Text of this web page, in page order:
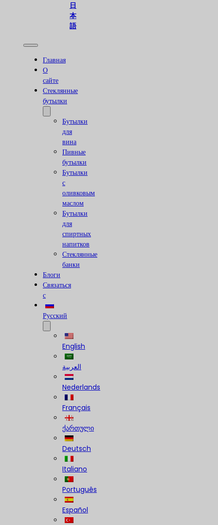
日
本
語
Главная
О
сайте
Стеклянные
бутылки
Бутылки
для
вина
Пивные
бутылки
Бутылки
с
оливковым
маслом
Бутылки
для
спиртных
напитков
Стеклянные
банки
Блоги
Связаться
с
Русский
English
العربية
Nederlands
Français
ქართული
Deutsch
Italiano
Português
Español